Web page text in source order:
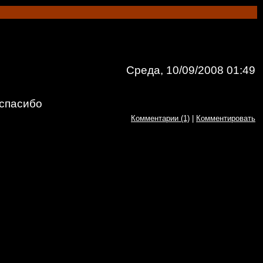
Среда, 10/09/2008 01:49
Комментарии (1) Комментировать